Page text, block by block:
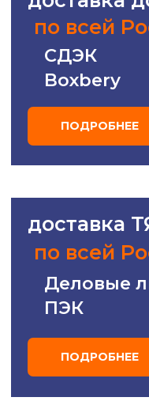
У вас остались
вопросы?
Не знаете, как сделать
Звоните, мы поможем!